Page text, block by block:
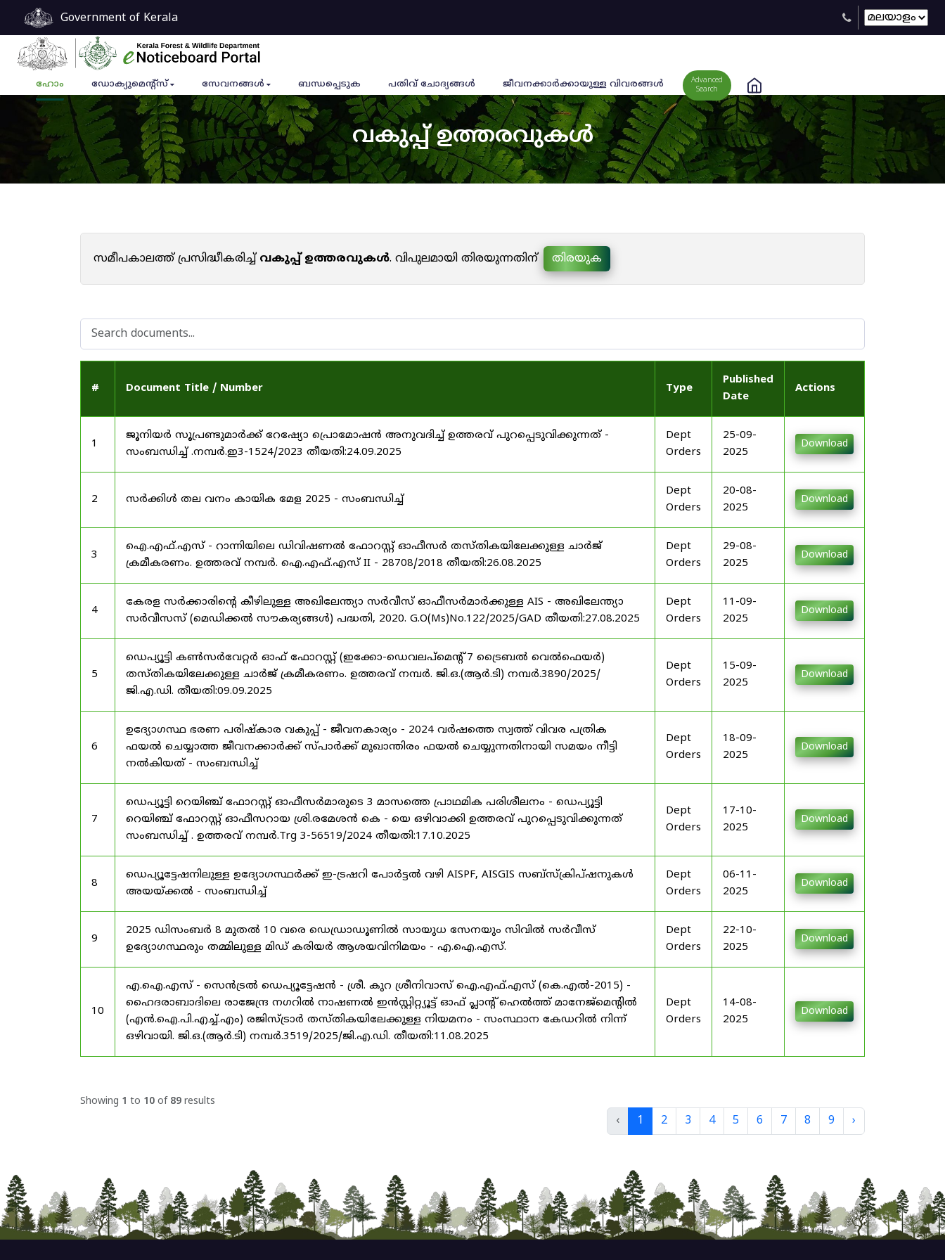
Government of Kerala
ഹോം ഡോക്യുമെൻ്റ്സ് സേവനങ്ങൾ ബന്ധപ്പെടുക പതിവ് ചോദ്യങ്ങൾ ജീവനക്കാര്‍ക്കായുള്ള വിവരങ്ങള്‍
Advanced
Search
വകുപ്പ് ഉത്തരവുകൾ
സമീപകാലത്ത് പ്രസിദ്ധീകരിച്ച്വകുപ്പ് ഉത്തരവുകൾ. വിപുലമായി തിരയുന്നതിന് തിരയുക
# Document Title / Number Type
Published
Date
Actions
1
ജൂനിയർ സൂപ്രണ്ടുമാർക്ക് റേഷ്യോ പ്രൊമോഷൻ അനുവദിച്ച് ഉത്തരവ് പുറപ്പെടുവിക്കുന്നത് -
സംബന്ധിച്ച് .നമ്പർ.ഇ3-1524/2023 തീയതി:24.09.2025
Dept
Orders
25-09-
2025
Download
2 സർക്കിൾ തല വനം കായിക മേള 2025 - സംബന്ധിച്ച്
Dept
Orders
20-08-
2025
Download
3
ഐ.എഫ്.എസ് - റാന്നിയിലെ ഡിവിഷണൽ ഫോറസ്റ്റ് ഓഫീസർ തസ്തികയിലേക്കുള്ള ചാർജ്
ക്രമീകരണം. ഉത്തരവ് നമ്പർ. ഐ.എഫ്.എസ് II - 28708/2018 തീയതി:26.08.2025
Dept
Orders
29-08-
2025
Download
4
കേരള സർക്കാരിന്റെ കീഴിലുള്ള അഖിലേന്ത്യാ സർവീസ് ഓഫീസർമാർക്കുള്ള AIS - അഖിലേന്ത്യാ
സർവീസസ് (മെഡിക്കൽ സൗകര്യങ്ങൾ) പദ്ധതി, 2020. G.O(Ms)No.122/2025/GAD തീയതി:27.08.2025
Dept
Orders
11-09-
2025
Download
5
ഡെപ്യൂട്ടി കൺസർവേറ്റർ ഓഫ് ഫോറസ്റ്റ് (ഇക്കോ-ഡെവലപ്മെന്റ് 7 ട്രൈബൽ വെൽഫെയർ)
തസ്തികയിലേക്കുള്ള ചാർജ് ക്രമീകരണം. ഉത്തരവ് നമ്പർ. ജി.ഒ.(ആർ.ടി) നമ്പർ.3890/2025/
ജി.എ.ഡി. തീയതി:09.09.2025
Dept
Orders
15-09-
2025
Download
6
ഉദ്യോഗസ്ഥ ഭരണ പരിഷ്കാര വകുപ്പ് - ജീവനകാര്യം - 2024 വർഷത്തെ സ്വത്ത് വിവര പത്രിക
ഫയൽ ചെയ്യാത്ത ജീവനക്കാർക്ക് സ്പാർക്ക് മുഖാന്തിരം ഫയൽ ചെയ്യുന്നതിനായി സമയം നീട്ടി
നൽകിയത് - സംബന്ധിച്ച്
Dept
Orders
18-09-
2025
Download
7
ഡെപ്യൂട്ടി റെയിഞ്ച് ഫോറസ്റ്റ് ഓഫീസർമാരുടെ 3 മാസത്തെ പ്രാഥമിക പരിശീലനം - ഡെപ്യൂട്ടി
റെയിഞ്ച് ഫോറസ്റ്റ് ഓഫീസറായ ശ്രി.രമേശൻ കെ - യെ ഒഴിവാക്കി ഉത്തരവ് പുറപ്പെടുവിക്കുന്നത്
സംബന്ധിച്ച് . ഉത്തരവ് നമ്പർ.Trg 3-56519/2024 തീയതി:17.10.2025
Dept
Orders
17-10-
2025
Download
8
ഡെപ്യൂട്ടേഷനിലുള്ള ഉദ്യോഗസ്ഥർക്ക് ഇ-ട്രഷറി പോർട്ടൽ വഴി AISPF, AISGIS സബ്‌സ്‌ക്രിപ്‌ഷനുകൾ
അയയ്ക്കൽ - സംബന്ധിച്ച്
Dept
Orders
06-11-
2025
Download
9
2025 ഡിസംബർ 8 മുതൽ 10 വരെ ഡെഡ്രാഡൂണിൽ സായുധ സേനയും സിവിൽ സർവീസ്
ഉദ്യോഗസ്ഥരും തമ്മിലുള്ള മിഡ് കരിയർ ആശയവിനിമയം - എ.ഐ.എസ്.
Dept
Orders
22-10-
2025
Download
10
എ.ഐ.എസ് - സെൻട്രൽ ഡെപ്യൂട്ടേഷൻ - ശ്രീ. കുറ ശ്രീനിവാസ് ഐ.എഫ്.എസ് (കെ.എൽ-2015) -
ഹൈദരാബാദിലെ രാജേന്ദ്ര നഗറിൽ നാഷണൽ ഇൻസ്റ്റിറ്റ്യൂട്ട് ഓഫ് പ്ലാന്റ് ഹെൽത്ത് മാനേജ്‌മെന്റിൽ
(എൻ.ഐ.പി.എച്ച്.എം) രജിസ്ട്രാർ തസ്തികയിലേക്കുള്ള നിയമനം - സംസ്ഥാന കേഡറിൽ നിന്ന്
ഒഴിവായി. ജി.ഒ.(ആർ.ടി) നമ്പർ.3519/2025/ജി.എ.ഡി. തീയതി:11.08.2025
Dept
Orders
14-08-
2025
Download
Showing 1 to 10 of 89 results
‹ 1 2 3 4 5 6 7 8 9 ›